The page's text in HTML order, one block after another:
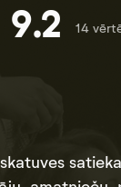
9.2 14